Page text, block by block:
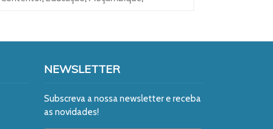
NEWSLETTER
Subscreva a nossa newsletter e receba
as novidades!